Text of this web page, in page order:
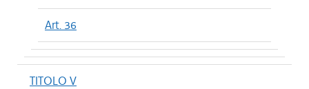
Art. 36
TITOLO V